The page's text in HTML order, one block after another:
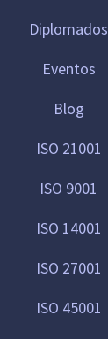
Diplomados
Eventos
Blog
ISO 21001
ISO 9001
ISO 14001
ISO 27001
ISO 45001